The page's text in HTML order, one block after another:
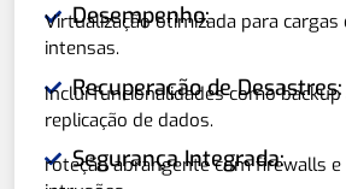
Desempenho:
Virtualização otimizada para
intensas.
Recuperação de Desastres:
Inclui funcionalidades como
replicação de dados.
Segurança Integrada:
roteção abrangente com firewalls e